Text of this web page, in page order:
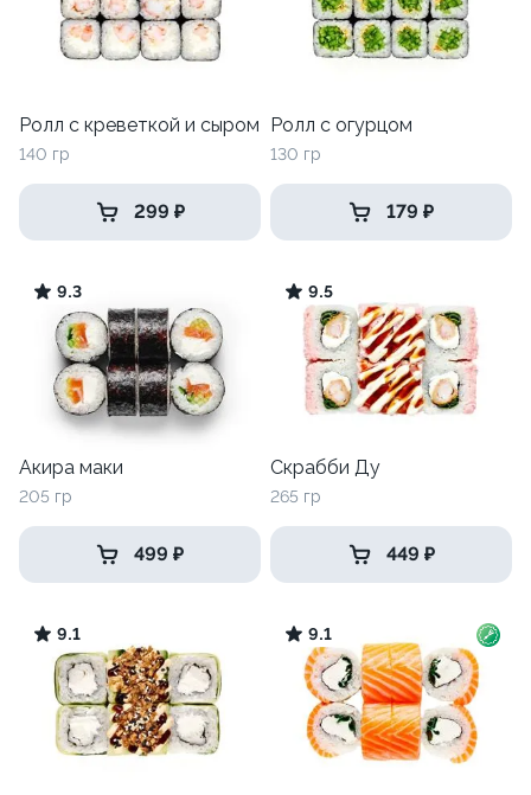
Ролл с креветкой и сыром
140 гр
299 ₽
Ролл с огурцом
130 гр
179 ₽
9.3
Акира маки
205 гр
499 ₽
9.5
Скрабби Ду
265 гр
449 ₽
9.1 9.1